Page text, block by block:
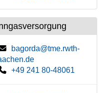
bagorda@tme.rwth-
+49 241 80-48061